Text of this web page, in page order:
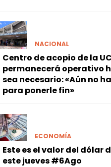
NACIONAL
Centro de acopio de la
permanecerá operativo
sea necesario: «Aún no
para ponerle fin»
ECONOMÍA
Este es el valor del dólar
este jueves #6Ago